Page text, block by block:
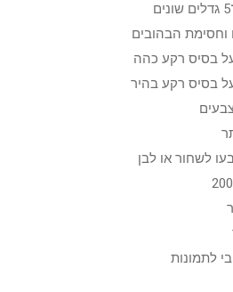
וחסימת הבהובים
על בסיס רקע כהה
על בסיס רקע בהיר
לשחור או לבן
לתמונות